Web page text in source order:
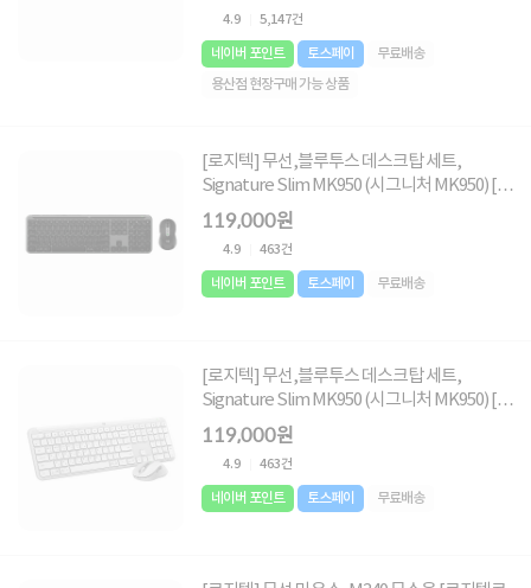
4.9 5,147건
네이버 포인트 토스페이
무료배송
용산점 현장구매 가능 상품
[로지텍] 무선,블루투스 데스크탑 세트,
Signature Slim MK950 (시그니처 MK950) [로
지텍코리아정품] [그래파이트]
119,000원
4.9 463건
네이버 포인트 토스페이 무료배송
[로지텍] 무선,블루투스 데스크탑 세트,
Signature Slim MK950 (시그니처 MK950) [로
지텍코리아정품] [오프화이트]
119,000원
4.9 463건
네이버 포인트 토스페이 무료배송